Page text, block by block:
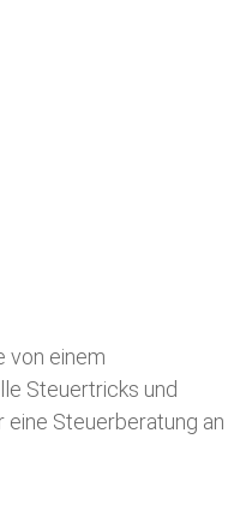
von einem
Steuertricks und
Steuerberatung an